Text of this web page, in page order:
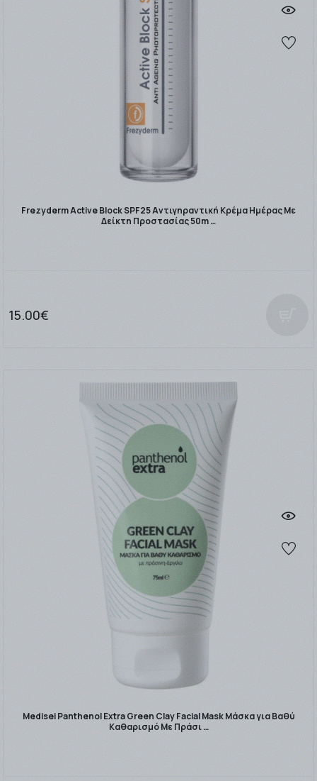
Frezyderm Active Block SPF25 Αντιγηραντική Κρέμα Ημέρας Με
Δείκτη Προστασίας 50m …
15.00€
Medisei Panthenol Extra Green Clay Facial Mask Μάσκα για Βαθύ
Καθαρισμό Με Πράσι …